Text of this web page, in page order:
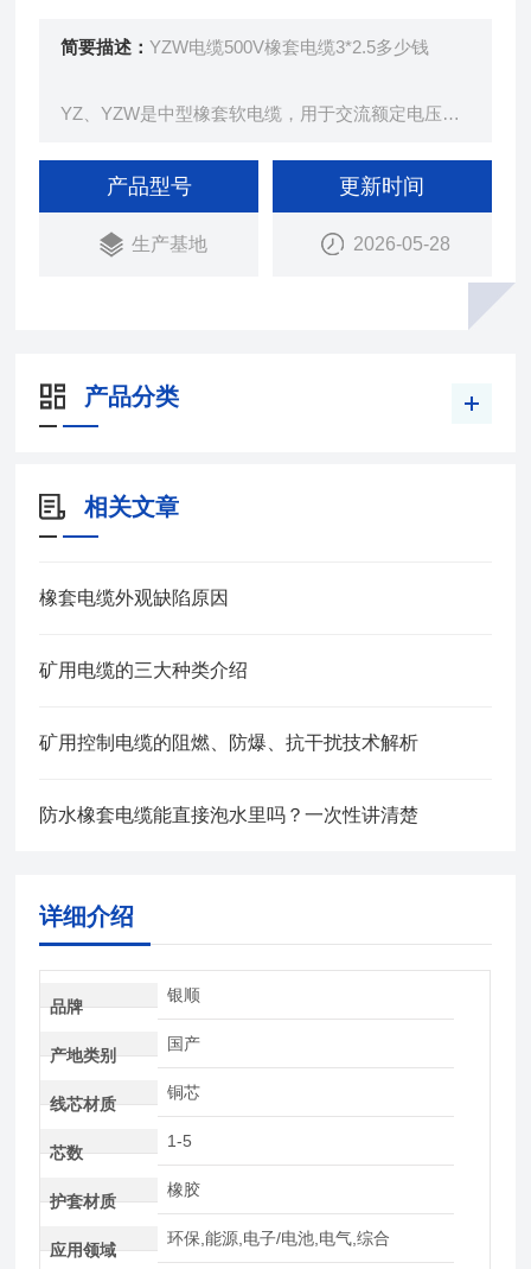
简要描述：YZW电缆500V橡套电缆3*2.5多少钱
YZ、YZW是中型橡套软电缆，用于交流额定电压为3
电器设备。
产品型号
生产基地
更新时间
2026-05-28
产品分类
相关文章
橡套电缆外观缺陷原因
矿用电缆的三大种类介绍
矿用控制电缆的阻燃、防爆、抗干扰技术解析
防水橡套电缆能直接泡水里吗？一次性讲清楚
详细介绍
品牌
银顺
产地类别
国产
线芯材质
铜芯
芯数
1-5
护套材质
橡胶
应用领域
环保,能源,电子/电池,电气,综合